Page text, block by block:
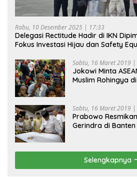
Rabu, 10 Desember 2025 | 17:33
Delegasi Rectitude Hadir di IKN
Fokus Investasi Hijau dan Safety
Sabtu, 16 Maret 2019
Jokowi Minta
Muslim Rohingya
Sabtu, 16 Maret 2019
Prabowo
Gerindra di Banten
Selengkapnya